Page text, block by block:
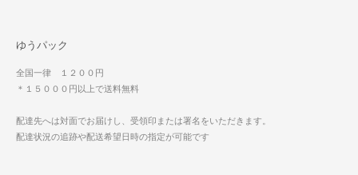
ゆうパック
全国一律 １２００円
＊１５０００円以上で送料無料
配達先へは対面でお届けし、受領印または署名をいただきます。
配達状況の追跡や配送希望日時の指定が可能です